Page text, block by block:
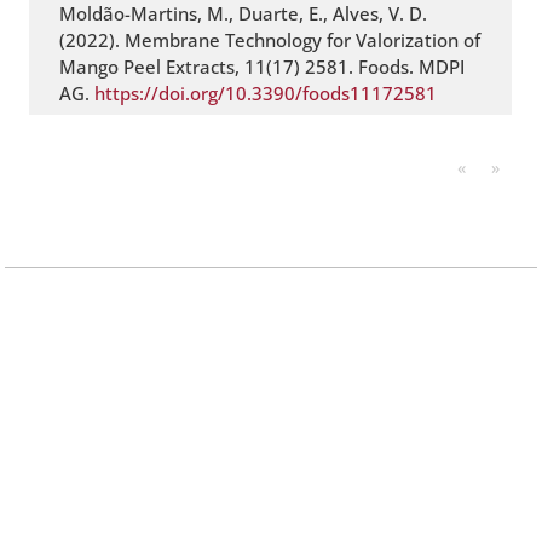
Moldão-Martins, M., Duarte, E., Alves, V. D.
(2022). Membrane Technology for Valorization of
Mango Peel Extracts, 11(17) 2581. Foods. MDPI
AG. https://doi.org/10.3390/foods11172581
« »